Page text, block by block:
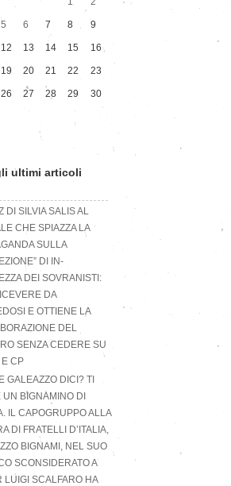
5 6 7 8 9
12 13 14 15 16
19 20 21 22 23
26 27 28 29 30
ultimi articoli
DI SILVIA SALIS AL
CHE SPIAZZA LA
SULLA
DI IN-
DEI SOVRANISTI:
DA
E OTTIENE LA
DEL
SENZA CEDERE SU
E CP
GALEAZZO DICI? TI
BIGNAMINO DI
IL CAPOGRUPPO ALLA
DI FRATELLI D’ITALIA,
BIGNAMI, NEL SUO
SCONSIDERATO A
LUIGI SCALFARO HA